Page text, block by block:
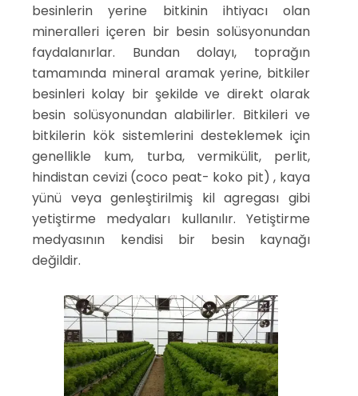
besinlerin yerine bitkinin ihtiyacı olan
mineralleri içeren bir besin solüsyonundan
faydalanırlar. Bundan dolayı, toprağın
tamamında mineral aramak yerine, bitkiler
besinleri kolay bir şekilde ve direkt olarak
besin solüsyonundan alabilirler. Bitkileri ve
bitkilerin kök sistemlerini desteklemek için
genellikle kum, turba, vermikülit, perlit,
hindistan cevizi (coco peat- koko pit) , kaya
yünü veya genleştirilmiş kil agregası gibi
yetiştirme medyaları kullanılır. Yetiştirme
medyasının kendisi bir besin kaynağı
değildir.